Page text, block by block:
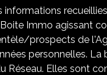
informations
Immo agissant
prospects de
personnelles.
Réseau. Elles sont